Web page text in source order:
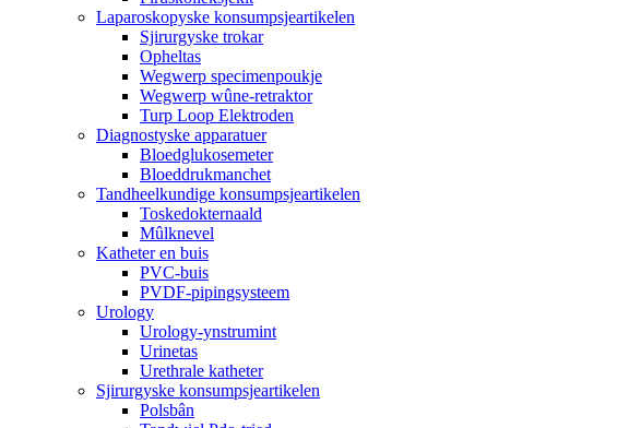
Laparoskopyske konsumpsjeartikelen
Sjirurgyske trokar
Opheltas
Wegwerp specimenpoukje
Wegwerp wûne-retraktor
Turp Loop Elektroden
Diagnostyske apparatuer
Bloedglukosemeter
Bloeddrukmanchet
Tandheelkundige konsumpsjeartikelen
Toskedokternaald
Mûlknevel
Katheter en buis
PVC-buis
PVDF-pipingsysteem
Urology
Urology-ynstrumint
Urinetas
Urethrale katheter
Sjirurgyske konsumpsjeartikelen
Polsbân